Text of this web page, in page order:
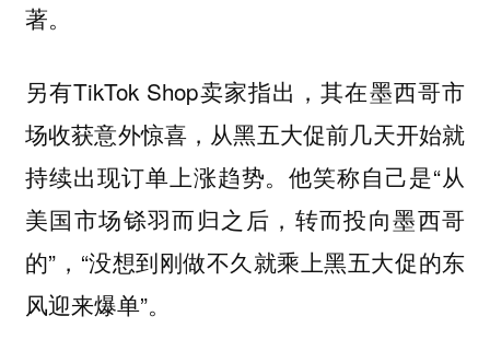
著。
另有TikTok Shop卖家指出，其在墨西哥市
场收获意外惊喜，从黑五大促前几天开始就
持续出现订单上涨趋势。他笑称自己是“从
美国市场铩羽而归之后，转而投向墨西哥
的”，“没想到刚做不久就乘上黑五大促的东
风迎来爆单”。